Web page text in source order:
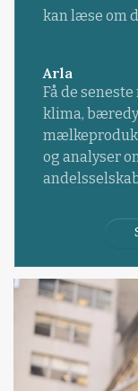
kan læse om
Arla
Få de
klima,
og analyser